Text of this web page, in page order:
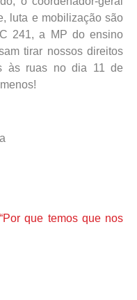
luta e mobilização são
241, a MP do ensino
tirar nossos direitos
às ruas no dia 11 de
“Por que temos que nos